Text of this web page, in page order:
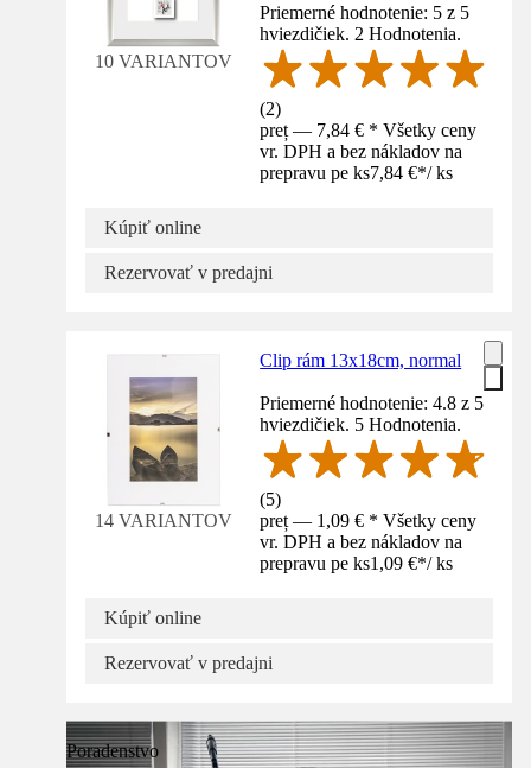
10 VARIANTOV
Priemerné hodnotenie: 5 z 5
hviezdičiek. 2 Hodnotenia.
(2)
preț — 7,84 € * Všetky ceny
vr. DPH a bez nákladov na
prepravu pe ks7,84 €*/ ks
Kúpiť online
Rezervovať v predajni
14 VARIANTOV
Clip rám 13x18cm, normal
Priemerné hodnotenie: 4.8 z 5
hviezdičiek. 5 Hodnotenia.
(5)
preț — 1,09 € * Všetky ceny
vr. DPH a bez nákladov na
prepravu pe ks1,09 €*/ ks
Kúpiť online
Rezervovať v predajni
Poradenstvo